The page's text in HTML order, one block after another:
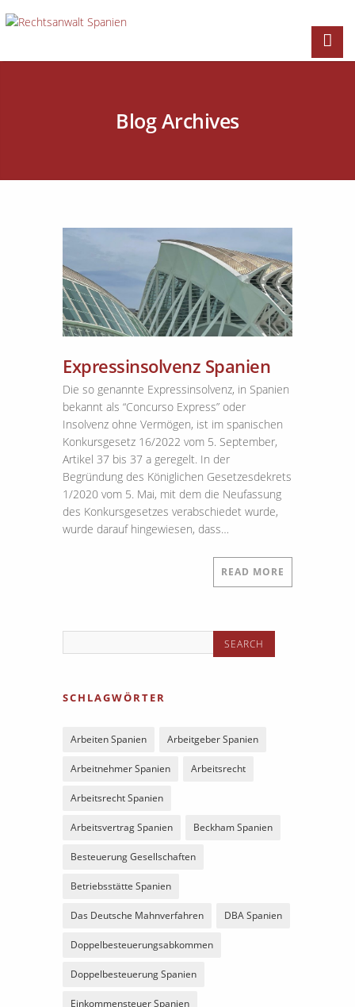
Blog Archives
Expressinsolvenz Spanien
Die so genannte Expressinsolvenz, in Spanien
bekannt als “Concurso Express” oder
Insolvenz ohne Vermögen, ist im spanischen
Konkursgesetz 16/2022 vom 5. September,
Artikel 37 bis 37 a geregelt. In der
Begründung des Königlichen Gesetzesdekrets
1/2020 vom 5. Mai, mit dem die Neufassung
des Konkursgesetzes verabschiedet wurde,
wurde darauf hingewiesen, dass…
READ MORE
SCHLAGWÖRTER
Arbeiten Spanien Arbeitgeber Spanien
Arbeitnehmer Spanien Arbeitsrecht
Arbeitsrecht Spanien
Arbeitsvertrag Spanien Beckham Spanien
Besteuerung Gesellschaften
Betriebsstätte Spanien
Das Deutsche Mahnverfahren DBA Spanien
Doppelbesteuerungsabkommen
Doppelbesteuerung Spanien
Einkommensteuer Spanien